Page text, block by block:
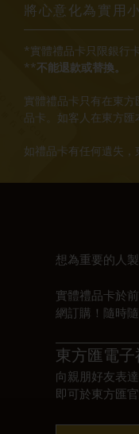
將心意化為實用
*實體禮品卡只限銀行
**不能退款或替換。
實體禮品卡只有在東
品卡。如客人在東方匯
如禮品卡有任何遺失，
想為重要的人
實體禮品卡於
網訂購！隨時
東方匯電
向親朋好友表
即可於東方匯